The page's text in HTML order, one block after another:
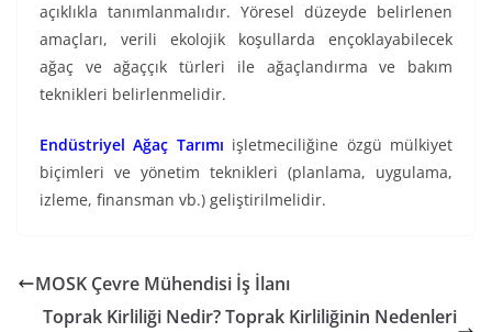
açıklıkla tanımlanmalıdır. Yöresel düzeyde belirlenen
amaçları, verili ekolojik koşullarda ençoklayabilecek
ağaç ve ağaççık türleri ile ağaçlandırma ve bakım
teknikleri belirlenmelidir.
Endüstriyel Ağaç Tarımı işletmeciliğine özgü mülkiyet
biçimleri ve yönetim teknikleri (planlama, uygulama,
izleme, finansman vb.) geliştirilmelidir.
MOSK Çevre Mühendisi İş İlanı
Toprak Kirliliği Nedir? Toprak Kirliliğinin Nedenleri